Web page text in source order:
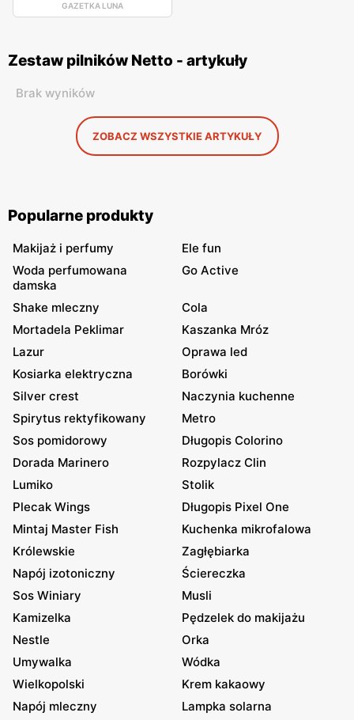
GAZETKA LUNA
Zestaw pilników Netto - artykuły
Brak wyników
ZOBACZ WSZYSTKIE ARTYKUŁY
Popularne produkty
Makijaż i perfumy
Ele fun
Woda perfumowana
damska
Go Active
Shake mleczny
Cola
Mortadela Peklimar
Kaszanka Mróz
Lazur
Oprawa led
Kosiarka elektryczna
Borówki
Silver crest
Naczynia kuchenne
Spirytus rektyfikowany
Metro
Sos pomidorowy
Długopis Colorino
Dorada Marinero
Rozpylacz Clin
Lumiko
Stolik
Plecak Wings
Długopis Pixel One
Mintaj Master Fish
Kuchenka mikrofalowa
Królewskie
Zagłębiarka
Napój izotoniczny
Ściereczka
Sos Winiary
Musli
Kamizelka
Pędzelek do makijażu
Nestle
Orka
Umywalka
Wódka
Wielkopolski
Krem kakaowy
Napój mleczny
Lampka solarna